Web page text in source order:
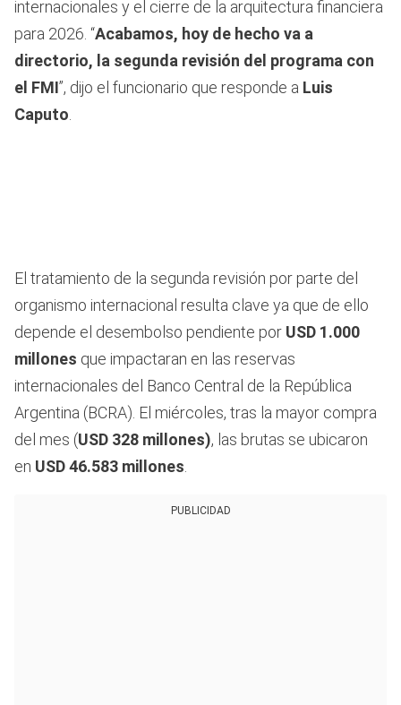
internacionales y el cierre de la arquitectura financiera
para 2026. “Acabamos, hoy de hecho va a
directorio, la segunda revisión del programa con
el FMI”, dijo el funcionario que responde a Luis
Caputo
El tratamiento de la segunda revisión por parte del
organismo internacional resulta clave ya que de ello
depende el desembolso pendiente por USD 1.000
millones que impactaran en las reservas
internacionales del Banco Central de la República
Argentina (BCRA). El miércoles, tras la mayor compra
del mes (USD 328 millones), las brutas se ubicaron
en USD 46.583 millones
PUBLICIDAD